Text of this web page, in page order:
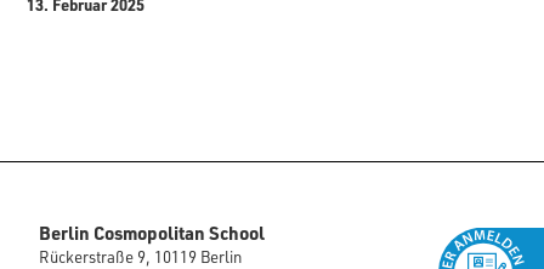
13. Februar 2025
Berlin Cosmopolitan School
Rückerstraße 9, 10119 Berlin